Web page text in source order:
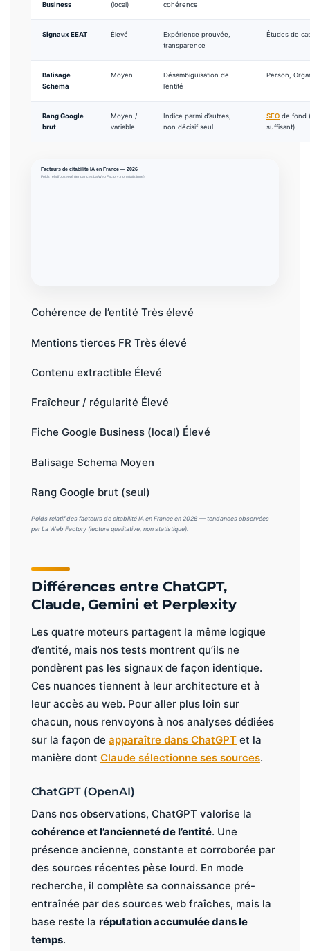
Business
(local)
cohérence
Signaux EEAT Élevé
Expérience prouvée,
transparence
Études de
Balisage
Schema
Moyen
Désambiguïsation de
l’entité
Person,
Rang Google
brut
Moyen /
variable
Indice parmi d’autres,
non décisif seul
SEO de fond
suffisant)
Facteurs de citabilité IA en France — 2026
Poids relatif observé (tendances La Web Factory, non statistique)
Cohérence de l’entité Très élevé
Mentions tierces FR Très élevé
Contenu extractible Élevé
Fraîcheur / régularité Élevé
Fiche Google Business (local) Élevé
Balisage Schema Moyen
Rang Google brut (seul)
Poids relatif des facteurs de citabilité IA en France en 2026 — tendances observées
par La Web Factory (lecture qualitative, non statistique).
Différences entre ChatGPT,
Claude, Gemini et Perplexity
Les quatre moteurs partagent la même logique
d’entité, mais nos tests montrent qu’ils ne
pondèrent pas les signaux de façon identique.
Ces nuances tiennent à leur architecture et à
leur accès au web. Pour aller plus loin sur
chacun, nous renvoyons à nos analyses dédiées
sur la façon de apparaître dans ChatGPT et la
manière dont Claude sélectionne ses sources.
ChatGPT (OpenAI)
Dans nos observations, ChatGPT valorise la
cohérence et l’ancienneté de l’entité. Une
présence ancienne, constante et corroborée par
des sources récentes pèse lourd. En mode
recherche, il complète sa connaissance pré-
entraînée par des sources web fraîches, mais la
base reste la réputation accumulée dans le
temps.